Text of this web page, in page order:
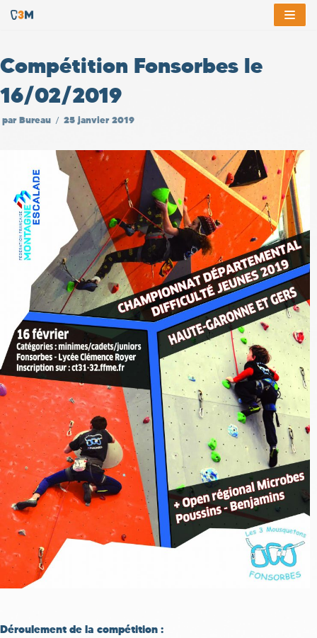
contenu
Compétition Fonsorbes le
16/02/2019
par Bureau 25 janvier 2019
Déroulement de la compétition :